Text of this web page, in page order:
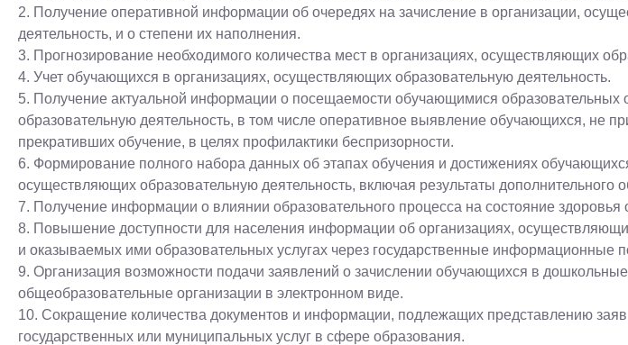
2. Получение оперативной информации об очередях на зачисление в организации,
деятельность, и о степени их наполнения.
3. Прогнозирование необходимого количества мест в организациях, осуществляющих
4. Учет обучающихся в организациях, осуществляющих образовательную деятельность.
5. Получение актуальной информации о посещаемости обучающимися образовательных
образовательную деятельность, в том числе оперативное выявление обучающихся, не
прекративших обучение, в целях профилактики беспризорности.
6. Формирование полного набора данных об этапах обучения и достижениях
осуществляющих образовательную деятельность, включая результаты дополнительного
7. Получение информации о влиянии образовательного процесса на состояние
8. Повышение доступности для населения информации об организациях,
и оказываемых ими образовательных услугах через государственные информационные
9. Организация возможности подачи заявлений о зачислении обучающихся в
общеобразовательные организации в электронном виде.
10. Сокращение количества документов и информации, подлежащих представлению
государственных или муниципальных услуг в сфере образования.